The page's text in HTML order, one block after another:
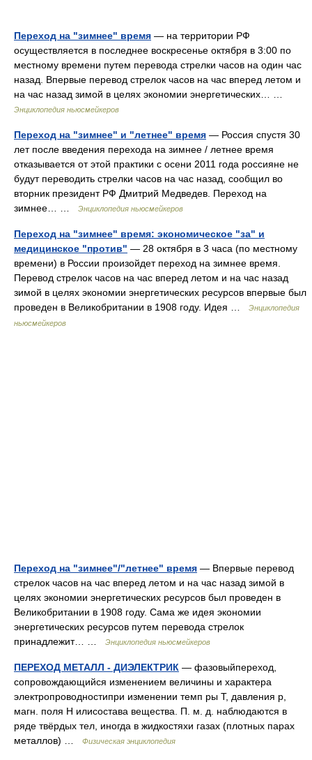
Переход на "зимнее" время — на территории РФ
осуществляется в последнее воскресенье октября в 3:00 по
местному времени путем перевода стрелки часов на один час
назад. Впервые перевод стрелок часов на час вперед летом и
на час назад зимой в целях экономии энергетических… …
Энциклопедия ньюсмейкеров
Переход на "зимнее" и "летнее" время — Россия спустя 30
лет после введения перехода на зимнее / летнее время
отказывается от этой практики с осени 2011 года россияне не
будут переводить стрелки часов на час назад, сообщил во
вторник президент РФ Дмитрий Медведев. Переход на
зимнее… …
Энциклопедия ньюсмейкеров
Переход на "зимнее" время: экономическое "за" и
медицинское "против" — 28 октября в 3 часа (по местному
времени) в России произойдет переход на зимнее время.
Перевод стрелок часов на час вперед летом и на час назад
зимой в целях экономии энергетических ресурсов впервые был
проведен в Великобритании в 1908 году. Идея …
Энциклопедия
ньюсмейкеров
Переход на "зимнее"/"летнее" время — Впервые перевод
стрелок часов на час вперед летом и на час назад зимой в
целях экономии энергетических ресурсов был проведен в
Великобритании в 1908 году. Сама же идея экономии
энергетических ресурсов путем перевода стрелок
принадлежит… …
Энциклопедия ньюсмейкеров
ПЕРЕХОД МЕТАЛЛ - ДИЭЛЕКТРИК — фазовыйпереход,
сопровождающийся изменением величины и характера
электропроводностипри изменении темп ры Т, давления р,
магн. поля Н илисостава вещества. П. м. д. наблюдаются в
ряде твёрдых тел, иногда в жидкостяхи газах (плотных парах
металлов) …
Физическая энциклопедия